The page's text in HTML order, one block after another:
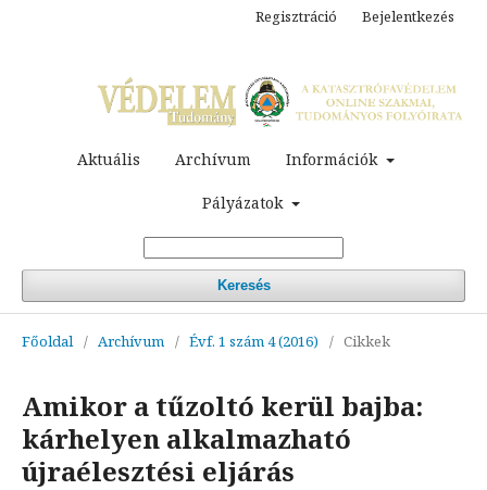
Aktuális Archívum Információk
Pályázatok
Keresés
Regisztráció Bejelentkezés
Főoldal / Archívum / Évf. 1 szám 4 (2016) / Cikkek
Amikor a tűzoltó kerül bajba:
kárhelyen alkalmazható
újraélesztési eljárás